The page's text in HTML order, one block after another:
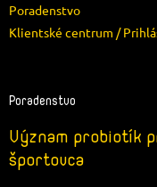
Poradenstvo
Klientské centrum /
Poradenstvo
Význam probiotík
športovca